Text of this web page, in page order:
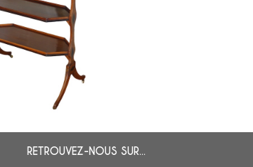
tricoteuse XVIIIe en
époque
RETROUVEZ-NOUS SUR...